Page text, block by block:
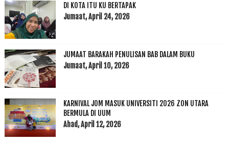
▼2012 (100)
►Disember
►November(7)
Mesej Potong Kredit Ku....
24 Hari Berpantang
Pengalaman Bersalin Normal
►September (15)
►Ogos(5)
►Julai(7)
DI KOTA ITU KU BERTAPAK
Jumaat, April 24, 2026
JUMAAT BARAKAH PENULISAN BAB DALAM BUKU
Jumaat, April 10, 2026
KARNIVAL JOM MASUK UNIVERSITI 2026 ZON UTARA
BERMULA DI UUM
Ahad, April 12, 2026